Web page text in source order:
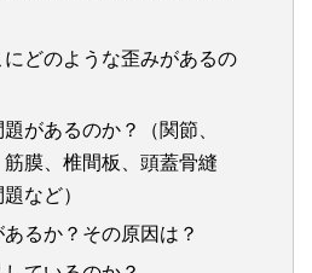
どのような歪みがあるの
があるのか？（関節、
膜、椎間板、頭蓋骨縫
など）
るか？その原因は？